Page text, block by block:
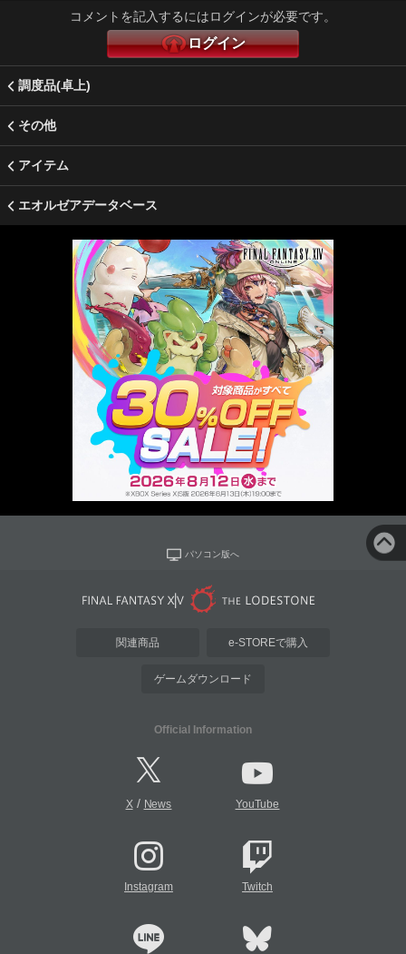
コメントを記入するにはログインが必要です。
ログイン
調度品(卓上)
その他
アイテム
エオルゼアデータベース
パソコン版へ
関連商品 e-STOREで購入
ゲームダウンロード
Official Information
X/ News YouTube
Instagram Twitch